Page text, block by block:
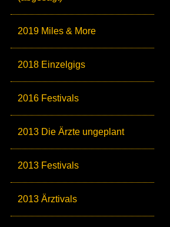
2019 Miles & More
2018 Einzelgigs
2016 Festivals
2013 Die Ärzte ungeplant
2013 Festivals
2013 Ärztivals